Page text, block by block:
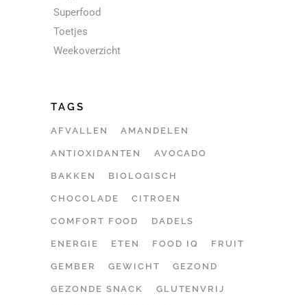
Superfood
Toetjes
Weekoverzicht
TAGS
AFVALLEN AMANDELEN
ANTIOXIDANTEN AVOCADO
BAKKEN BIOLOGISCH
CHOCOLADE CITROEN
COMFORT FOOD DADELS
ENERGIE ETEN FOOD IQ FRUIT
GEMBER GEWICHT GEZOND
GEZONDE SNACK GLUTENVRIJ